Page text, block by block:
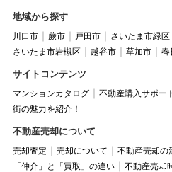
地域から探す
川口市 蕨市 戸田市 さいたま市緑区
さいたま市岩槻区
越谷市 草加市 春
サイトコンテンツ
マンションカタログ 不動産購入サポー
街の魅力を紹介！
不動産売却について
売却査定 売却について
不動産売却の
「仲介」と「買取」の違い
不動産売却